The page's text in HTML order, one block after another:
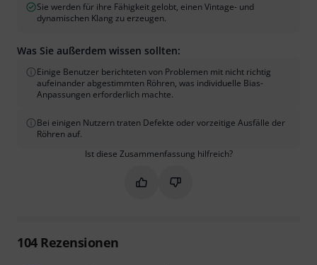
Sie werden für ihre Fähigkeit gelobt, einen Vintage- und
dynamischen Klang zu erzeugen.
Was Sie außerdem wissen sollten:
Einige Benutzer berichteten von Problemen mit nicht richtig
aufeinander abgestimmten Röhren, was individuelle Bias-
Anpassungen erforderlich machte.
Bei einigen Nutzern traten Defekte oder vorzeitige Ausfälle der
Röhren auf.
Ist diese Zusammenfassung hilfreich?
Markieren Sie diese
Markieren Sie diese
104Rezensionen